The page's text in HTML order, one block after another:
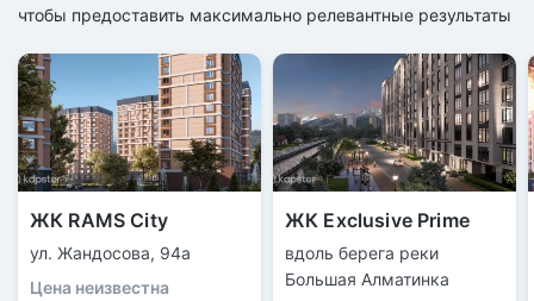
чтобы предоставить максимально релевантные результаты
ЖК RAMS City
ул. Жандосова, 94а
Цена неизвестна
ЖК Exclusive Prime
вдоль берега реки
Большая Алматинка